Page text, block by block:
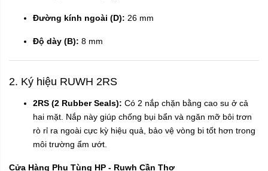
Đường kính ngoài (D): 26 mm
Độ dày (B): 8 mm
2. Ký hiệu RUWH 2RS
2RS (2 Rubber Seals): Có 2 nắp chặn bằng cao su ở cả
hai mặt. Nắp này giúp chống bụi bẩn và ngăn mỡ bôi trơn
rò rỉ ra ngoài cực kỳ hiệu quả, bảo vệ vòng bi tốt hơn trong
môi trường ẩm ướt.
Cửa Hàng Phụ Tùng HP - Ruwh Cần Thơ